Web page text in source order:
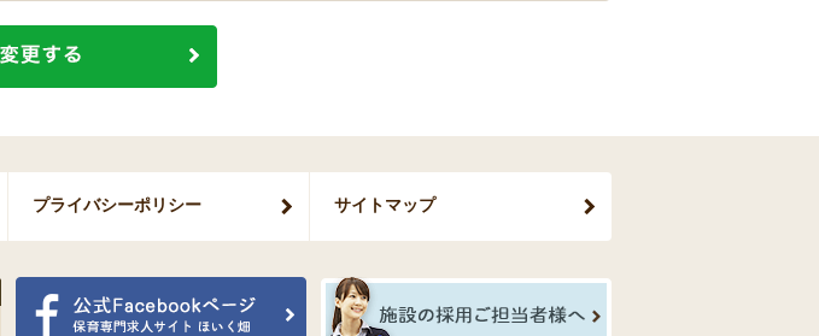
プライバシーポリシー サイトマップ